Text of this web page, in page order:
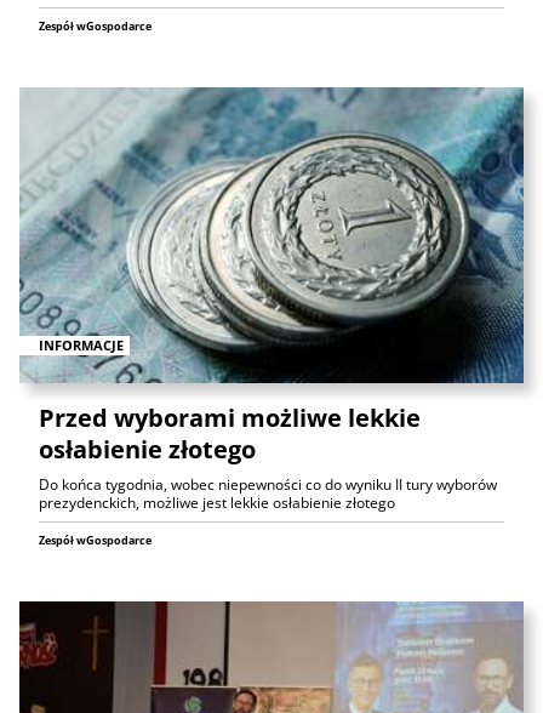
Zespół wGospodarce
INFORMACJE
Przed wyborami możliwe lekkie
osłabienie złotego
Do końca tygodnia, wobec niepewności co do wyniku II tury wyborów
prezydenckich, możliwe jest lekkie osłabienie złotego
Zespół wGospodarce